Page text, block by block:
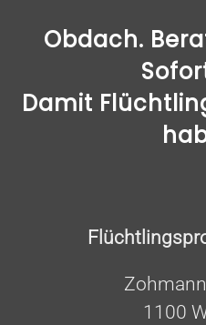
Obdach.
Damit
1100